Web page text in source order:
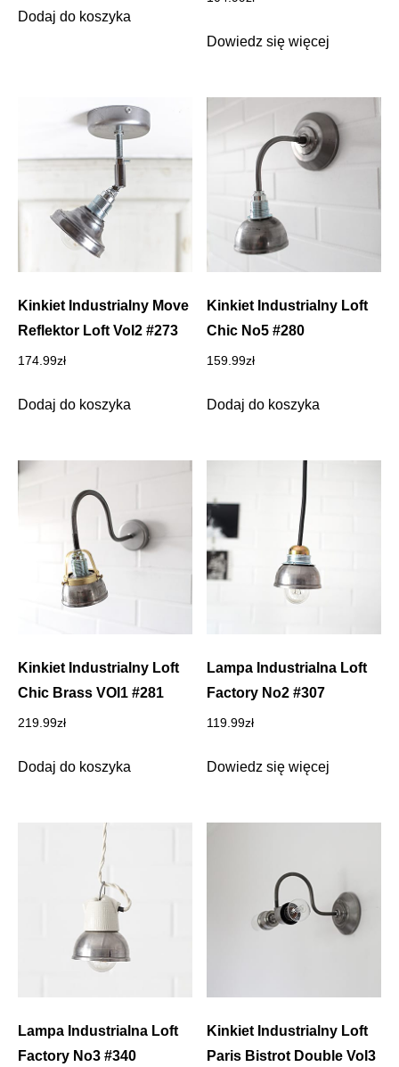
Dodaj do koszyka
Dowiedz się więcej
Kinkiet Industrialny Move
Reflektor Loft Vol2 #273
174.99zł
Dodaj do koszyka
Kinkiet Industrialny Loft
Chic No5 #280
159.99zł
Dodaj do koszyka
Kinkiet Industrialny Loft
Chic Brass VOl1 #281
219.99zł
Dodaj do koszyka
Lampa Industrialna Loft
Factory No2 #307
119.99zł
Dowiedz się więcej
Lampa Industrialna Loft
Factory No3 #340
Kinkiet Industrialny Loft
Paris Bistrot Double Vol3